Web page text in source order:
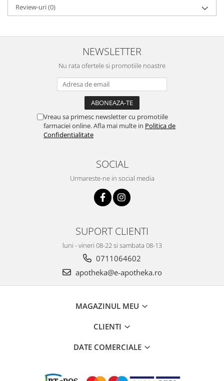
Review-uri(0)
NEWSLETTER
Nu rata ofertele si promotiile noastre
Vreau sa primesc newsletter cu promotiile
farmaciei online. Afla mai multe in Politica de
Confidentialitate
SOCIAL
Urmareste-ne in social media
SUPORT CLIENTI
luni - vineri 08-22 si sambata 08-13
0711064602
apotheka@e-apotheka.ro
MAGAZINUL MEU
CLIENTI
DATE COMERCIALE